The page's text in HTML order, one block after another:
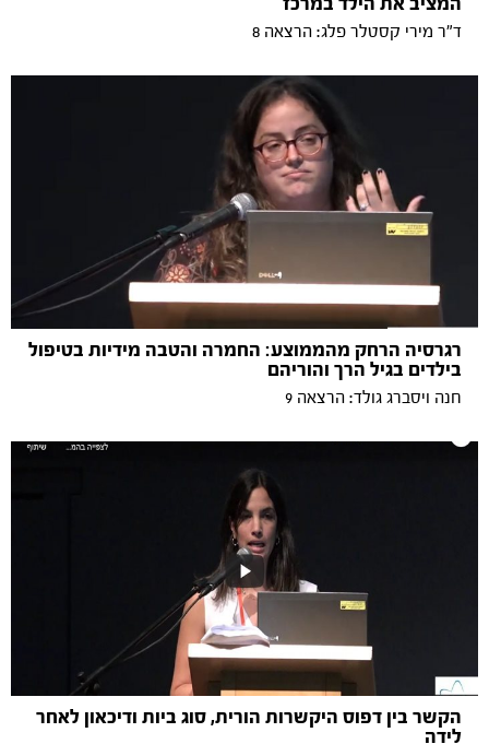
ד"ר מירי קסטלר פלג: הרצאה 8
רגרסיה הרחק מהממוצע: החמרה והטבה מידיות בטיפול
בילדים בגיל הרך והוריהם
חנה ויסברג גולד: הרצאה 9
הקשר בין דפוס היקשרות הורית, סוג ביות ודיכאון לאחר
לידה